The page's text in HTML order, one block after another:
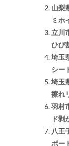
山梨
ミホ
立川
ひび
埼玉
シー
埼玉
擦れ
羽村
ド剥
八王
ボー